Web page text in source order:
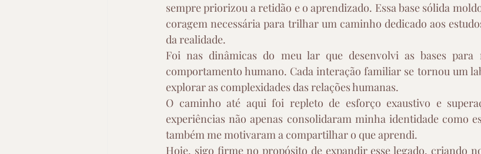
sempre priorizou a retidão e o aprendizado. Essa base sólida
coragem necessária para trilhar um caminho dedicado aos
da realidade.
Foi nas dinâmicas do meu lar que desenvolvi as bases para
comportamento humano. Cada interação familiar se tornou um
explorar as complexidades das relações humanas.
O caminho até aqui foi repleto de esforço exaustivo e
experiências não apenas consolidaram minha identidade como
também me motivaram a compartilhar o que aprendi.
Hoje, sigo firme no propósito de expandir esse legado, criando